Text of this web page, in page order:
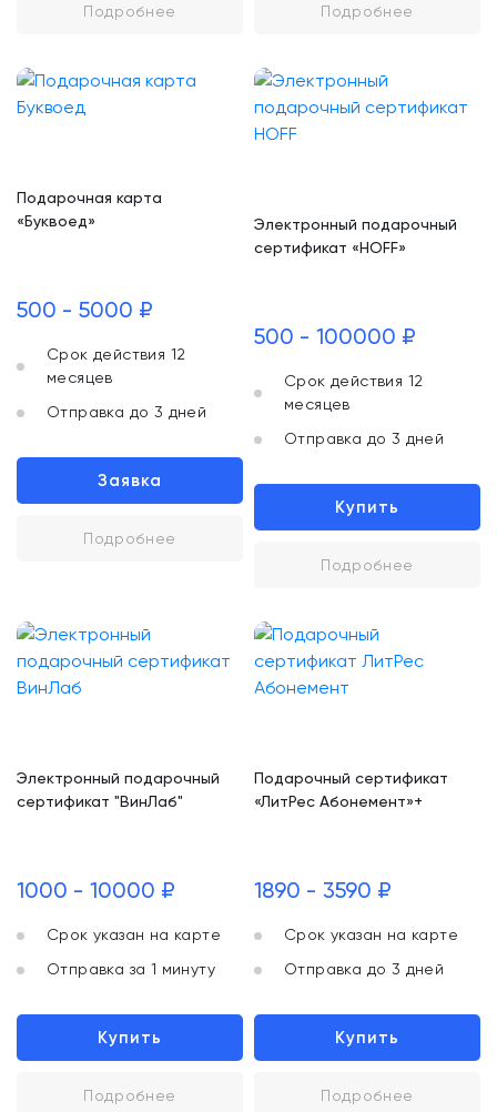
Подробнее Подробнее
Подарочная карта
«Буквоед»
500 - 5000 ₽
Срок действия 12
месяцев
Отправка до 3 дней
Заявка
Подробнее
Электронный подарочный
сертификат «HOFF»
500 - 100000 ₽
Срок действия 12
месяцев
Отправка до 3 дней
Купить
Подробнее
Электронный подарочный
сертификат "ВинЛаб"
1000 - 10000 ₽
Срок указан на карте
Отправка за 1 минуту
Купить
Подробнее
Подарочный сертификат
«ЛитРес Абонемент»+
1890 - 3590 ₽
Срок указан на карте
Отправка до 3 дней
Купить
Подробнее